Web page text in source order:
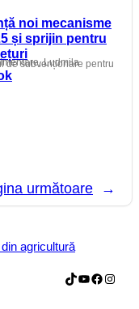
noi mecanisme
și sprijin pentru
următoare →
TikTok YouTube Facebook Instagram